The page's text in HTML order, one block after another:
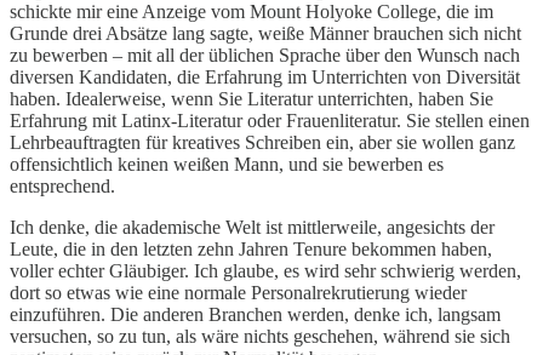
schickte mir eine Anzeige vom Mount Holyoke College, die im
Grunde drei Absätze lang sagte, weiße Männer brauchen sich nicht
zu bewerben – mit all der üblichen Sprache über den Wunsch nach
diversen Kandidaten, die Erfahrung im Unterrichten von Diversität
haben. Idealerweise, wenn Sie Literatur unterrichten, haben Sie
Erfahrung mit Latinx-Literatur oder Frauenliteratur. Sie stellen einen
Lehrbeauftragten für kreatives Schreiben ein, aber sie wollen ganz
offensichtlich keinen weißen Mann, und sie bewerben es
entsprechend.
Ich denke, die akademische Welt ist mittlerweile, angesichts der
Leute, die in den letzten zehn Jahren Tenure bekommen haben,
voller echter Gläubiger. Ich glaube, es wird sehr schwierig werden,
dort so etwas wie eine normale Personalrekrutierung wieder
einzuführen. Die anderen Branchen werden, denke ich, langsam
versuchen, so zu tun, als wäre nichts geschehen, während sie sich